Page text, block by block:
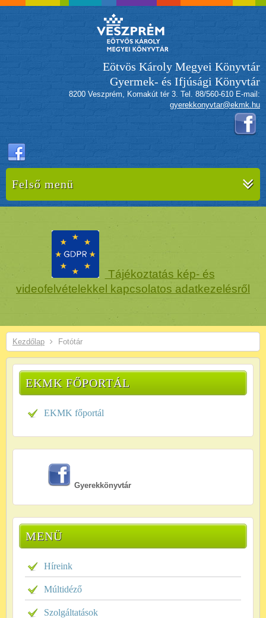
Eötvös Károly Megyei Könyvtár
Gyermek- és Ifjúsági Könyvtár
8200 Veszprém, Komakút tér 3. Tel. 88/560-610 E-mail:
gyerekkonyvtar@ekmk.hu
Felső menü
Tájékoztatás kép- és
videofelvételekkel kapcsolatos adatkezelésről
Kezdőlap Fotótár
EKMK FŐPORTÁL
EKMK főportál
Gyerekkönyvtár
MENÜ
Híreink
Múltidéző
Szolgáltatások